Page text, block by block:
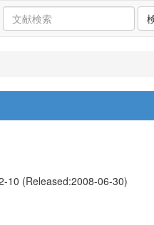
10 (Released:2008-06-30)